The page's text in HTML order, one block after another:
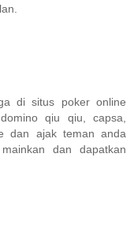
di situs poker online
qiu qiu, capsa,
dan ajak teman anda
dan dapatkan